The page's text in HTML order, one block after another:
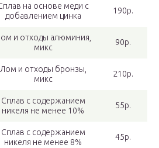
на основе меди с
добавлением цинка
190р.
и отходы алюминия,
микс
90р.
Лом и отходы бронзы,
микс
210р.
Сплав с содержанием
никеля не менее 10%
55р.
Сплав с содержанием
никеля не менее 8%
45р.